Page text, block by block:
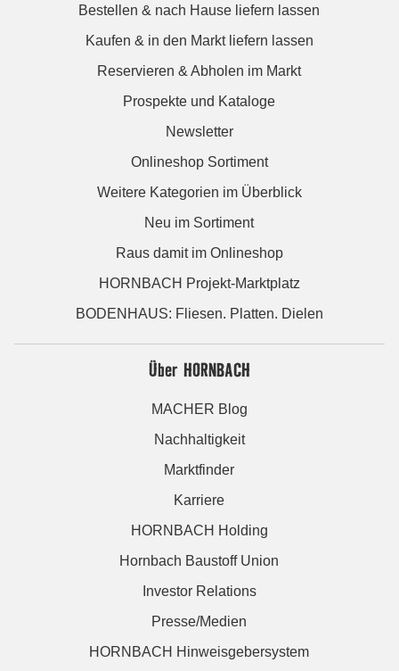
Bestellen & nach Hause liefern lassen
Kaufen & in den Markt liefern lassen
Reservieren & Abholen im Markt
Prospekte und Kataloge
Newsletter
Onlineshop Sortiment
Weitere Kategorien im Überblick
Neu im Sortiment
Raus damit im Onlineshop
HORNBACH Projekt-Marktplatz
BODENHAUS: Fliesen. Platten. Dielen
Über HORNBACH
MACHER Blog
Nachhaltigkeit
Marktfinder
Karriere
HORNBACH Holding
Hornbach Baustoff Union
Investor Relations
Presse/Medien
HORNBACH Hinweisgebersystem